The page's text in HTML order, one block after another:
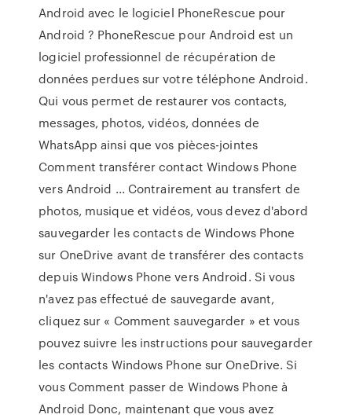
Android avec le logiciel PhoneRescue pour
Android ? PhoneRescue pour Android est un
logiciel professionnel de récupération de
données perdues sur votre téléphone Android.
Qui vous permet de restaurer vos contacts,
messages, photos, vidéos, données de
WhatsApp ainsi que vos pièces-jointes
Comment transférer contact Windows Phone
vers Android ... Contrairement au transfert de
photos, musique et vidéos, vous devez d'abord
sauvegarder les contacts de Windows Phone
sur OneDrive avant de transférer des contacts
depuis Windows Phone vers Android. Si vous
n'avez pas effectué de sauvegarde avant,
cliquez sur « Comment sauvegarder » et vous
pouvez suivre les instructions pour sauvegarder
les contacts Windows Phone sur OneDrive. Si
vous Comment passer de Windows Phone à
Android Donc, maintenant que vous avez